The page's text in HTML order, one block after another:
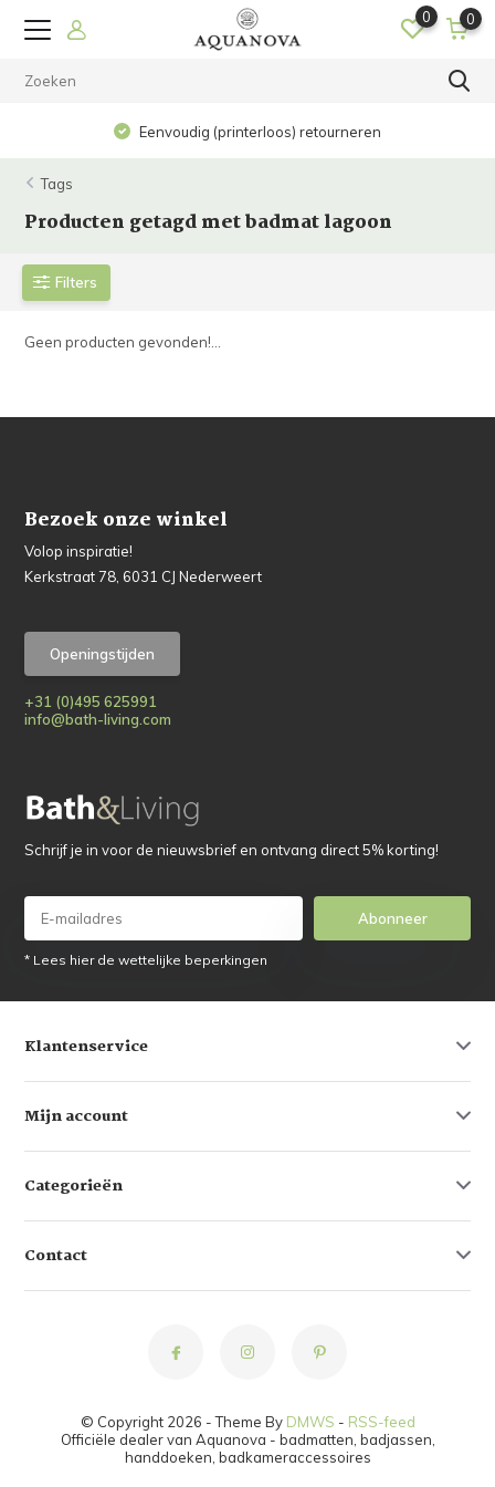
0 0
Eenvoudig (printerloos) retourneren
Tags
Producten getagd met badmat lagoon
Filters
Geen producten gevonden!...
Bezoek onze winkel
Volop inspiratie!
Kerkstraat 78, 6031 CJ Nederweert
Openingstijden
+31 (0)495 625991
info@bath-living.com
Schrijf je in voor de nieuwsbrief en ontvang direct 5% korting!
Abonneer
* Lees hier de wettelijke beperkingen
Klantenservice
Mijn account
Categorieën
Contact
© Copyright 2026 - Theme By DMWS - RSS-feed
Officiële dealer van Aquanova - badmatten, badjassen,
handdoeken, badkameraccessoires